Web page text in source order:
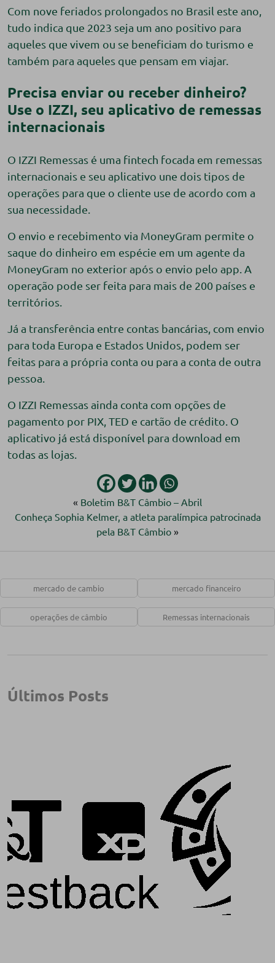
Com nove feriados prolongados no Brasil este ano,
tudo indica que 2023 seja um ano positivo para
aqueles que vivem ou se beneficiam do turismo e
também para aqueles que pensam em viajar.
Precisa enviar ou receber dinheiro?
Use o IZZI, seu aplicativo de remessas
internacionais
O IZZI Remessas é uma fintech focada em remessas
internacionais e seu aplicativo une dois tipos de
operações para que o cliente use de acordo com a
sua necessidade.
O envio e recebimento via MoneyGram permite o
saque do dinheiro em espécie em um agente da
MoneyGram no exterior após o envio pelo app. A
operação pode ser feita para mais de 200 países e
territórios.
Já a transferência entre contas bancárias, com envio
para toda Europa e Estados Unidos, podem ser
feitas para a própria conta ou para a conta de outra
pessoa.
O IZZI Remessas ainda conta com opções de
pagamento por PIX, TED e cartão de crédito. O
aplicativo já está disponível para download em
todas as lojas.
« Boletim B&T Câmbio – Abril
Conheça Sophia Kelmer, a atleta paralímpica patrocinada
pela B&T Câmbio »
mercado de cambio mercado financeiro
operações de câmbio Remessas internacionais
Últimos Posts